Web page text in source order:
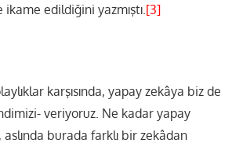
edildiğini yazmıştı. [3]
karşısında, yapay zekâya biz de
veriyoruz. Ne kadar yapay
aslında burada farklı bir zekâdan